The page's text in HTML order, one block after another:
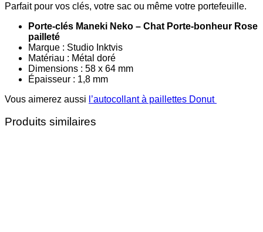
Parfait pour vos clés, votre sac ou même votre portefeuille.
Porte-clés Maneki Neko – Chat Porte-bonheur Rose
pailleté
Marque : Studio Inktvis
Matériau : Métal doré
Dimensions : 58 x 64 mm
Épaisseur : 1,8 mm
Vous aimerez aussi l’autocollant à paillettes Donut
Produits similaires